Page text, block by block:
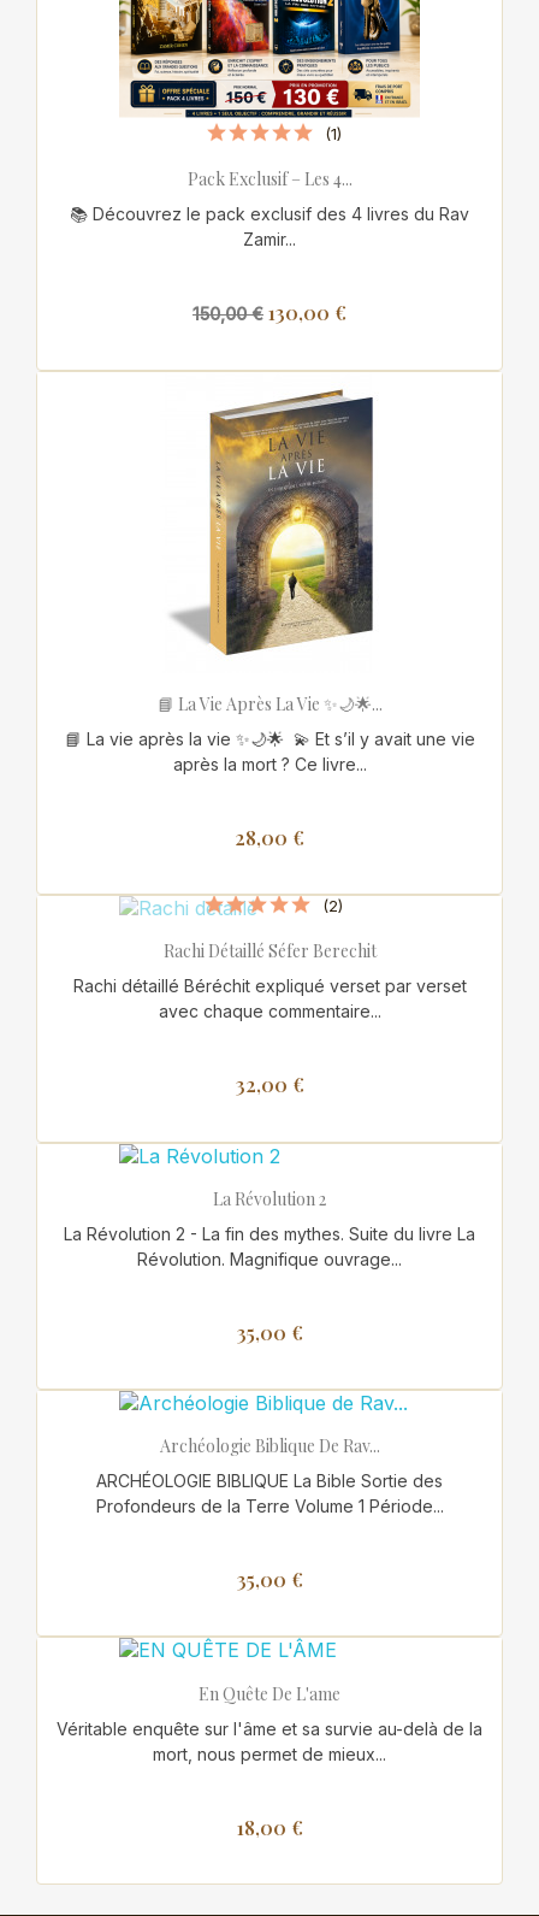
Pack Exclusif – Les 4...
📚 Découvrez le pack exclusif des 4 livres du Rav
Zamir...
150,00 € 130,00 €
(1)
📘 La Vie Après La Vie ✨🌙🌟...
📘 La vie après la vie ✨🌙🌟 💫 Et s’il y avait une vie
après la mort ? Ce livre...
28,00 €
Rachi Détaillé Séfer Berechit
Rachi détaillé Béréchit expliqué verset par verset
avec chaque commentaire...
32,00 €
(2)
La Révolution 2
La Révolution 2 - La fin des mythes. Suite du livre La
Révolution. Magnifique ouvrage...
35,00 €
Archéologie Biblique De Rav...
ARCHÉOLOGIE BIBLIQUE La Bible Sortie des
Profondeurs de la Terre Volume 1 Période...
35,00 €
En Quête De L'ame
Véritable enquête sur l'âme et sa survie au-delà de la
mort, nous permet de mieux...
18,00 €